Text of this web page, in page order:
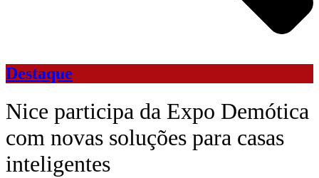
Destaque
Nice participa da Expo Demótica
com novas soluções para casas
inteligentes